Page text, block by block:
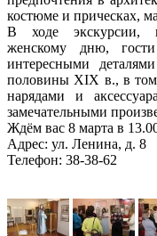
костюме и прическах,
В ходе экскурсии,
женскому дню,
интересными
половины XIX в., в том
нарядами и
замечательными
Ждём вас 8 марта в
Адрес: ул. Ленина, д. 8
Телефон: 38-38-62